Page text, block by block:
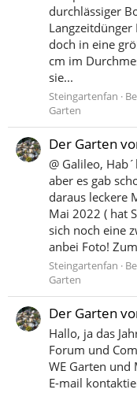
durchlässiger
doch in eine
cm im
sie...
Steingartenfan
Garten
Der Garten
@ Galileo,
aber es gab
daraus leckere
Mai 2022 ( hat
sich noch eine
anbei Foto!
Steingartenfan
Garten
Der Garten
Hallo, ja das
Forum und
WE Garten und
E-mail